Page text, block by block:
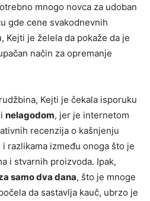
mnogo novca za udoban
gde cene svakodnevnih
Kejti je želela da pokaže da je
način za opremanje
Kejti je čekala isporuku
nelagodom, jer je internetom
recenzija o kašnjenju
razlikama između onoga što je
i stvarnih proizvoda. Ipak,
samo dva dana, što je mnoge
da sastavlja kauč, ubrzo je